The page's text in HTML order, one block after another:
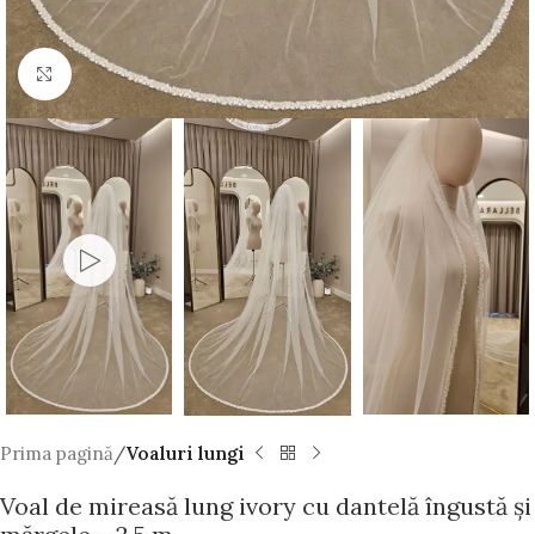
Faceți click pentru a mări
Prima pagină Voaluri lungi
Voal de mireasă lung ivory cu dantelă îngustă și